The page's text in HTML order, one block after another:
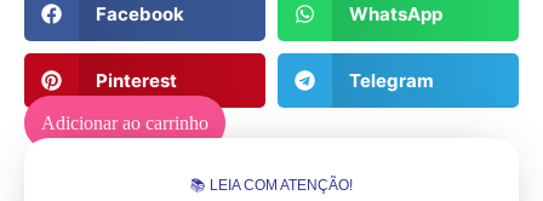
Facebook WhatsApp
Pinterest Telegram
Adicionar ao carrinho
📚 LEIA COM ATENÇÃO!